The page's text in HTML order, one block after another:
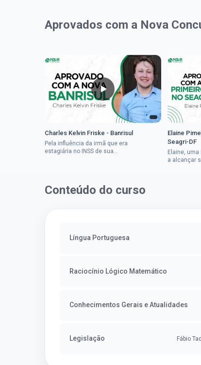
Aprovados com a Nova
Charles Kelvin Friske - Banrisul
Pela influência da irmã que era
estagiária no INSS de sua
Elaine
Seagri-DF
Elaine,
a alcançar
Conteúdo do curso
Língua Portuguesa
Raciocínio Lógico Matemático
Conhecimentos Gerais e Atualidades
Legislação Fábio